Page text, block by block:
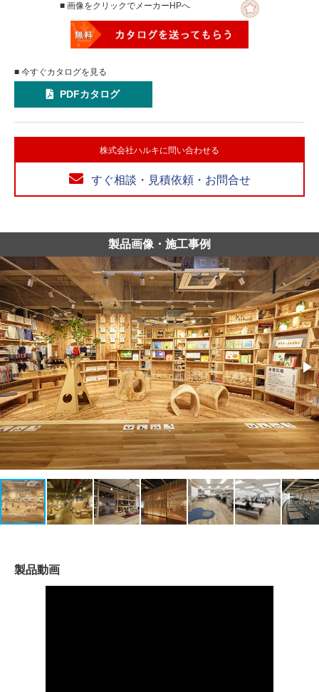
■ 画像をクリックでメーカーHPへ
■ 今すぐカタログを見る
PDFカタログ
株式会社ハルキに問い合わせる
すぐ相談・見積依頼・お問合せ
製品画像・施工事例
製品動画